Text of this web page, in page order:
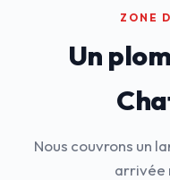
ZONE
Un
Nous couvrons un
arrivée